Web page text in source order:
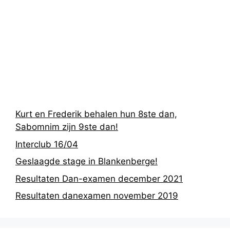
Kurt en Frederik behalen hun 8ste dan,
Sabomnim zijn 9ste dan!
Interclub 16/04
Geslaagde stage in Blankenberge!
Resultaten Dan-examen december 2021
Resultaten danexamen november 2019